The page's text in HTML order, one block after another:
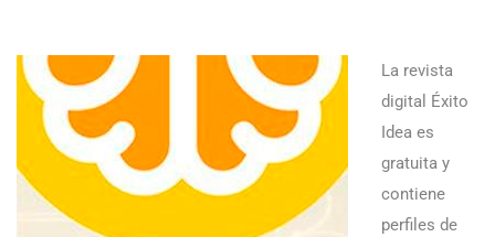
La revista
digital Éxito
Idea es
gratuita y
contiene
perfiles de